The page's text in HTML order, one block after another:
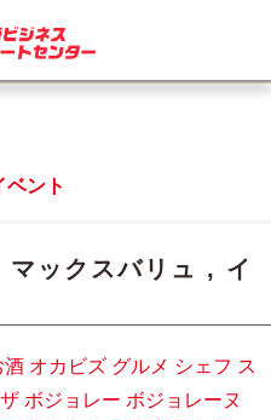
ベント
マックスバリュ , イ
酒 オカビズ グルメ シェフ ス
ボジョレー ボジョレーヌ